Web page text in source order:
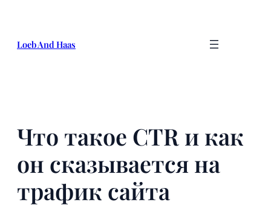
content
Loeb And Haas
Что такое CTR и как
он сказывается на
трафик сайта